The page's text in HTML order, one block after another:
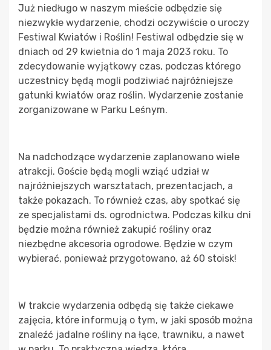
Już niedługo w naszym mieście odbędzie się
niezwykłe wydarzenie, chodzi oczywiście o uroczy
Festiwal Kwiatów i Roślin! Festiwal odbędzie się w
dniach od 29 kwietnia do 1 maja 2023 roku. To
zdecydowanie wyjątkowy czas, podczas którego
uczestnicy będą mogli podziwiać najróżniejsze
gatunki kwiatów oraz roślin. Wydarzenie zostanie
zorganizowane w Parku Leśnym.
Na nadchodzące wydarzenie zaplanowano wiele
atrakcji. Goście będą mogli wziąć udział w
najróżniejszych warsztatach, prezentacjach, a
także pokazach. To również czas, aby spotkać się
ze specjalistami ds. ogrodnictwa. Podczas kilku dni
będzie można również zakupić rośliny oraz
niezbędne akcesoria ogrodowe. Będzie w czym
wybierać, ponieważ przygotowano, aż 60 stoisk!
W trakcie wydarzenia odbędą się także ciekawe
zajęcia, które informują o tym, w jaki sposób można
znaleźć jadalne rośliny na łące, trawniku, a nawet